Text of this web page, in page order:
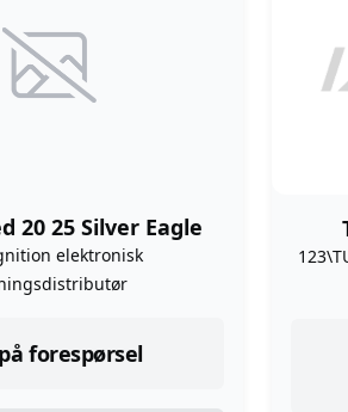
20 25 Silver Eagle
elektronisk
forespørsel